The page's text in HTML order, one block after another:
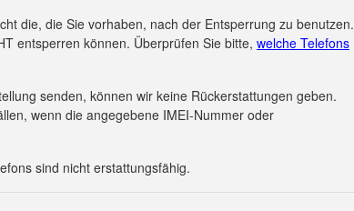
die, die Sie vorhaben, nach der Entsperrung zu benutzen.
entsperren können. Überprüfen Sie bitte, welche Telefons
senden, können wir keine Rückerstattungen geben.
wenn die angegebene IMEI-Nummer oder
sind nicht erstattungsfähig.